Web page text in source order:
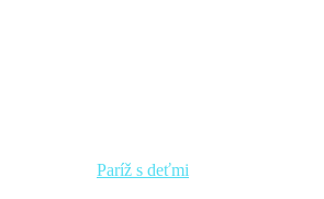
Paríž s deťmi